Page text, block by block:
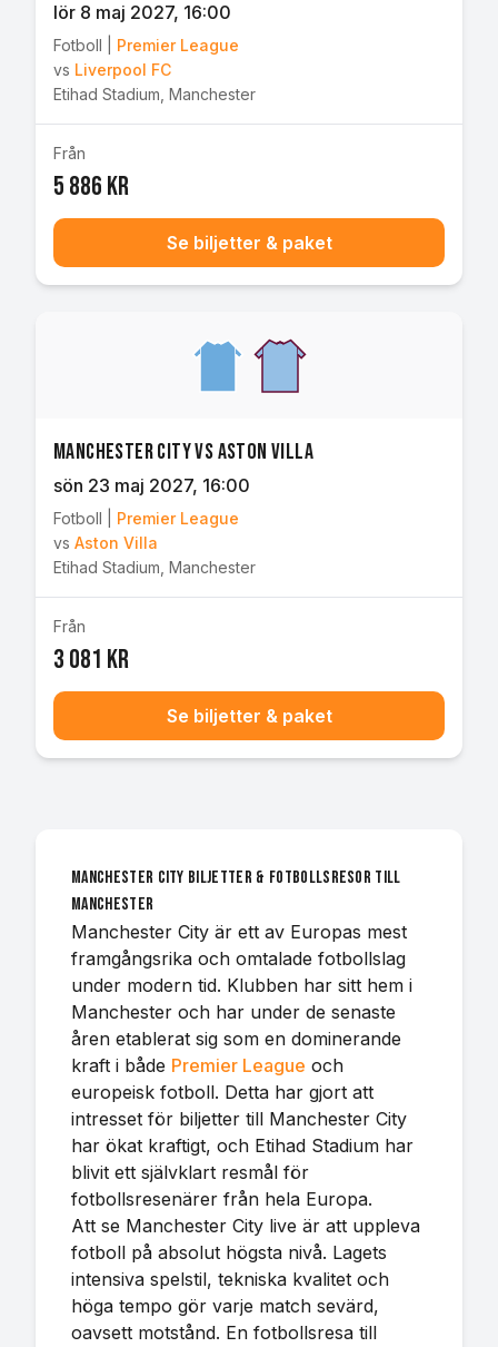
lör 8 maj 2027, 16:00
Fotboll
Premier League
vs Liverpool FC
Etihad Stadium Manchester
Från
5 886 kr
Se biljetter & paket
Manchester City vs Aston Villa
sön 23 maj 2027, 16:00
Fotboll
Premier League
vs Aston Villa
Etihad Stadium Manchester
Från
3 081 kr
Se biljetter & paket
Manchester City biljetter & fotbollsresor till
Manchester
Manchester City är ett av Europas mest
framgångsrika och omtalade fotbollslag
under modern tid. Klubben har sitt hem i
Manchester och har under de senaste
åren etablerat sig som en dominerande
kraft i både Premier League och
europeisk fotboll. Detta har gjort att
intresset för biljetter till Manchester City
har ökat kraftigt, och Etihad Stadium har
blivit ett självklart resmål för
fotbollsresenärer från hela Europa.
Att se Manchester City live är att uppleva
fotboll på absolut högsta nivå. Lagets
intensiva spelstil, tekniska kvalitet och
höga tempo gör varje match sevärd,
oavsett motstånd. En fotbollsresa till